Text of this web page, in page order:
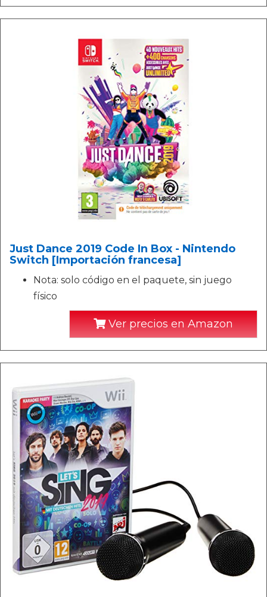
Just Dance 2019 Code In Box - Nintendo
Switch [Importación francesa]
Nota: solo código en el paquete, sin juego
físico
Ver precios en Amazon